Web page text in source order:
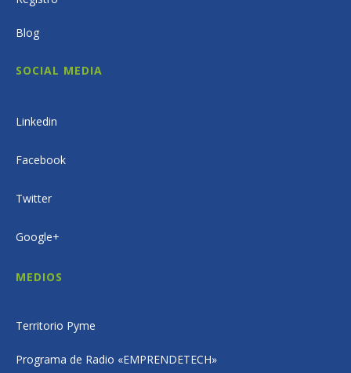
Blog
SOCIAL MEDIA
Linkedin
Facebook
Twitter
Google+
MEDIOS
Territorio Pyme
Programa de Radio «EMPRENDETECH»